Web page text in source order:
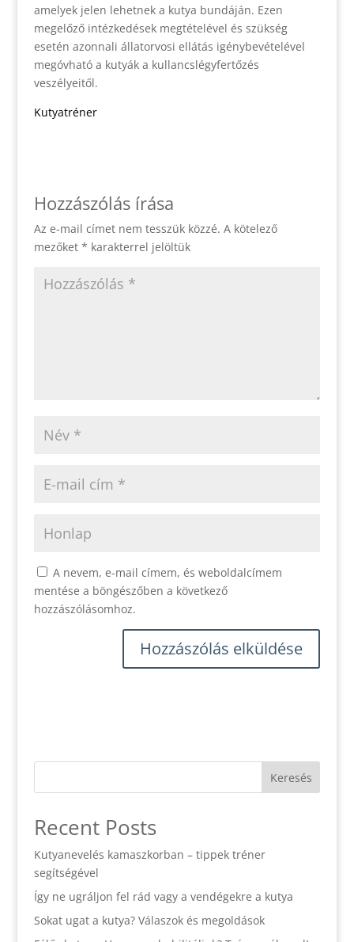
amelyek jelen lehetnek a kutya bundáján. Ezen
megelőző intézkedések megtételével és szükség
esetén azonnali állatorvosi ellátás igénybevételével
megóvható a kutyák a kullancslégyfertőzés
veszélyeitől.
Kutyatréner
Hozzászólás írása
Az e-mail címet nem tesszük közzé. A kötelező
mezőket * karakterrel jelöltük
A nevem, e-mail címem, és weboldalcímem
mentése a böngészőben a következő
hozzászólásomhoz.
Keresés
Recent Posts
Kutyanevelés kamaszkorban – tippek tréner
segítségével
Így ne ugráljon fel rád vagy a vendégekre a kutya
Sokat ugat a kutya? Válaszok és megoldások